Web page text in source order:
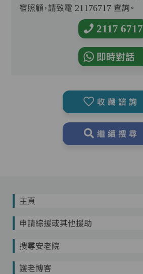
宿照顧，請致電 21176717 查詢。
2117 6717
即時對話
收藏諮詢
繼續搜尋
主頁
申請綜援或其他援助
搜尋安老院
護老博客